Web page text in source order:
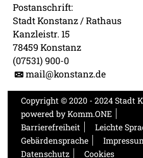
Postanschrift:
Stadt Konstanz / Rathaus
Kanzleistr. 15
78459 Konstanz
(07531) 900-0
mail@konstanz.de
Copyright © 2020 - 2024 Stadt
powered byKomm.ONE
Barrierefreiheit
Leichte
Gebärdensprache
Datenschutz
Cookies